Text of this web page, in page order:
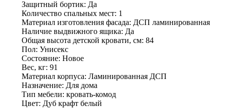
Защитный бортик: Да
Количество спальных мест: 1
Материал изготовления фасада: ДСП ламинированная
Наличие выдвижного ящика: Да
Общая высота детской кровати, см: 84
Пол: Унисекс
Состояние: Новое
Вес, кг: 91
Материал корпуса: Ламинированная ДСП
Назначение: Для дома
Тип мебели: кровать-комод
Цвет: Дуб крафт белый